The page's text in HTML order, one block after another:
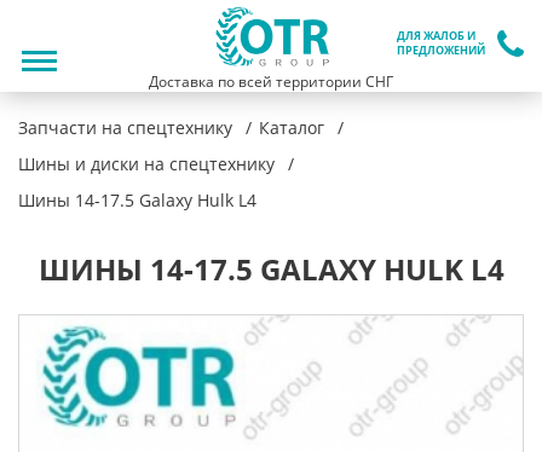
ДЛЯ ЖАЛОБ И
ПРЕДЛОЖЕНИЙ
Доставка по всей территории СНГ
Запчасти на спецтехнику
Каталог
Шины и диски на спецтехнику
Шины 14-17.5 Galaxy Hulk L4
ШИНЫ 14-17.5 GALAXY HULK L4